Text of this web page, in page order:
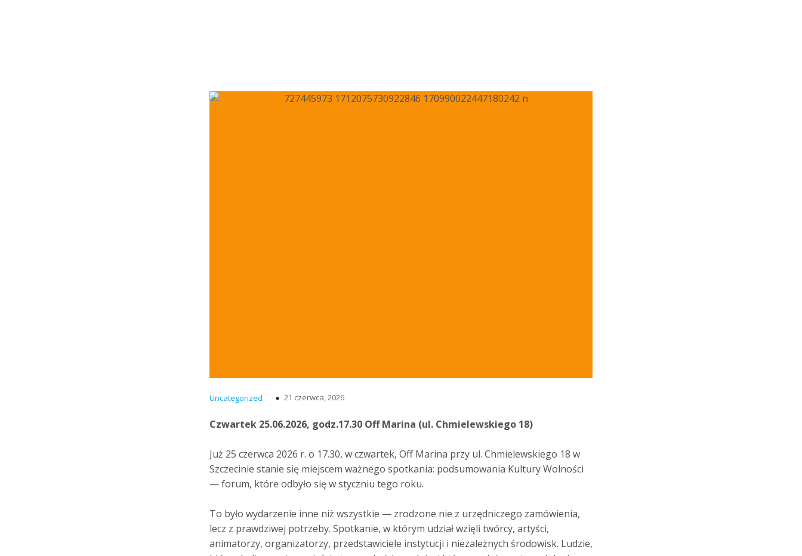
Uncategorized 21 czerwca, 2026
Czwartek 25.06.2026, godz.17.30 Off Marina (ul. Chmielewskiego 18)
Już 25 czerwca 2026 r. o 17.30, w czwartek, Off Marina przy ul. Chmielewskiego 18 w
Szczecinie stanie się miejscem ważnego spotkania: podsumowania Kultury Wolności
— forum, które odbyło się w styczniu tego roku.
To było wydarzenie inne niż wszystkie — zrodzone nie z urzędniczego zamówienia,
lecz z prawdziwej potrzeby. Spotkanie, w którym udział wzięli twórcy, artyści,
animatorzy, organizatorzy, przedstawiciele instytucji i niezależnych środowisk. Ludzie,